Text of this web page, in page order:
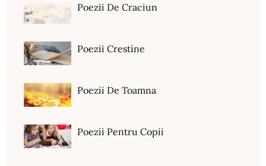
Poezii De Craciun
Poezii Crestine
Poezii De Toamna
Poezii Pentru Copii